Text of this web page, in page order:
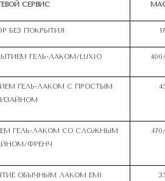
СЕРВИС
БЕЗ ПОКРЫТИЯ
ГЕЛЬ-ЛАКОМ/LUXIO
ГЕЛЬ-ЛАКОМ С ПРОСТЫМ
ГЕЛЬ-ЛАКОМ СО СЛОЖНЫМ
ФРЕНЧ
ОБЫЧНЫМ ЛАКОМ EMI